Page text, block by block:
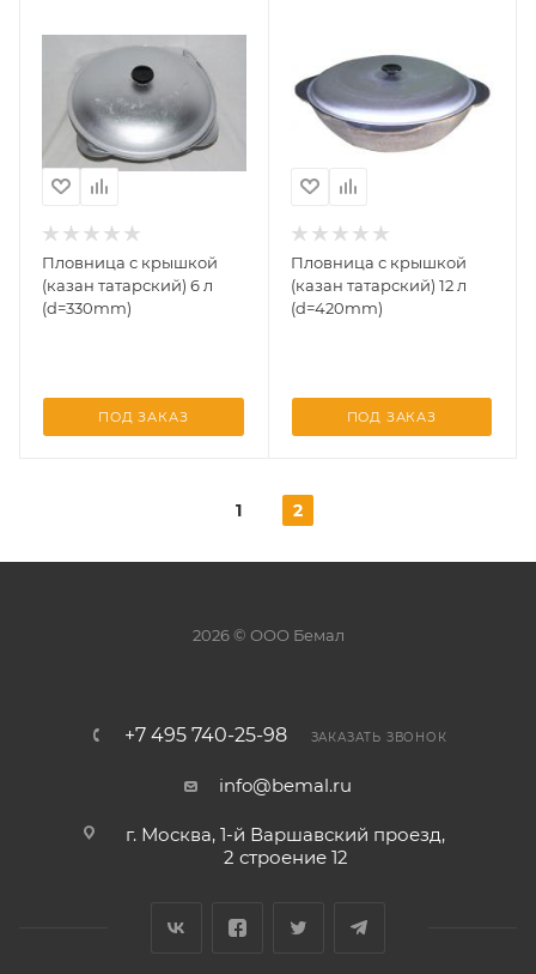
Пловница с крышкой
(казан татарский) 6 л
(d=330mm)
ПОД ЗАКАЗ
Пловница с крышкой
(казан татарский) 12 л
(d=420mm)
ПОД ЗАКАЗ
1 2
2026 © ООО Бемал
+7 495 740-25-98 ЗАКАЗАТЬ ЗВОНОК
info@bemal.ru
г. Москва, 1-й Варшавский проезд,
2 строение 12